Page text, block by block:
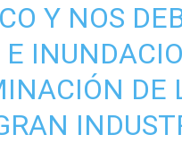
Y NOS
E
DE